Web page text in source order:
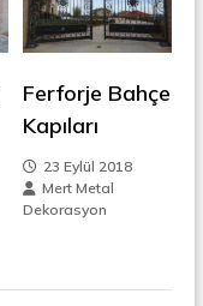
Ferforje Bahçe
Kapıları
23 Eylül 2018
Mert Metal
Dekorasyon